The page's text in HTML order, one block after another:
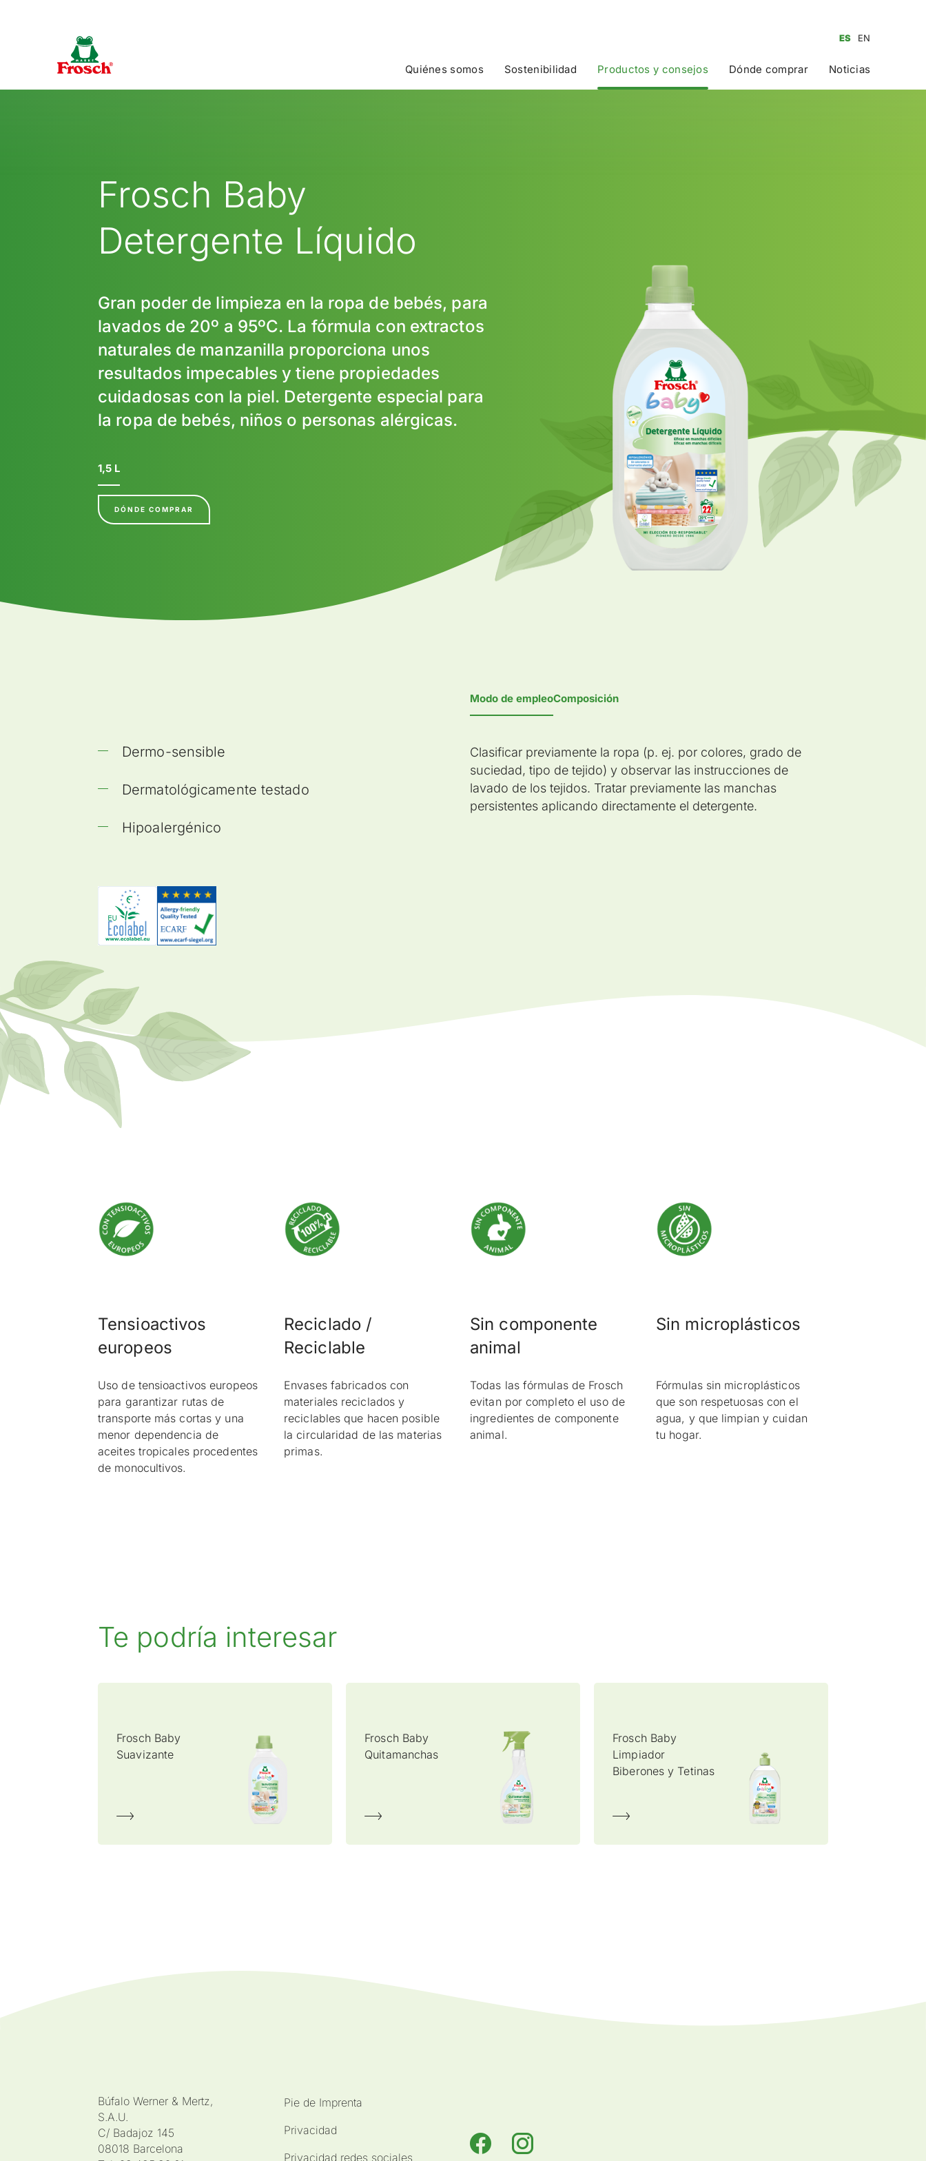
ES EN
Quiénes somos Sostenibilidad Productos y consejos Dónde comprar Noticias
Frosch Baby
Detergente Líquido
Gran poder de limpieza en la ropa de bebés, para
lavados de 20º a 95ºC. La fórmula con extractos
naturales de manzanilla proporciona unos
resultados impecables y tiene propiedades
cuidadosas con la piel. Detergente especial para
la ropa de bebés, niños o personas alérgicas.
1,5 L
DÓNDE COMPRAR
Dermo-sensible
Dermatológicamente testado
Hipoalergénico
Modo de empleoComposición
Clasificar previamente la ropa (p. ej. por colores, grado de
suciedad, tipo de tejido) y observar las instrucciones de
lavado de los tejidos. Tratar previamente las manchas
persistentes aplicando directamente el detergente.
Tensioactivos
europeos
Uso de tensioactivos europeos
para garantizar rutas de
transporte más cortas y una
menor dependencia de
aceites tropicales procedentes
de monocultivos.
Reciclado /
Reciclable
Envases fabricados con
materiales reciclados y
reciclables que hacen posible
la circularidad de las materias
primas.
Sin componente
animal
Todas las fórmulas de Frosch
evitan por completo el uso de
ingredientes de componente
animal.
Sin microplásticos
Fórmulas sin microplásticos
que son respetuosas con el
agua, y que limpian y cuidan
tu hogar.
Te podría interesar
Frosch Baby
Suavizante
Frosch Baby
Quitamanchas
Frosch Baby
Limpiador
Biberones y Tetinas
Búfalo Werner & Mertz,
S.A.U.
C/ Badajoz 145
08018 Barcelona
Pie de Imprenta
Privacidad
Privacidad redes sociales